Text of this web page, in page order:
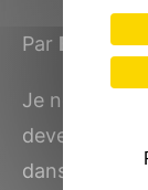
Par
Je ne vous
devenir
dans le